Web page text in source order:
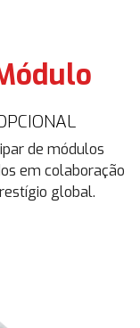
de módulos
em colaboração
global.